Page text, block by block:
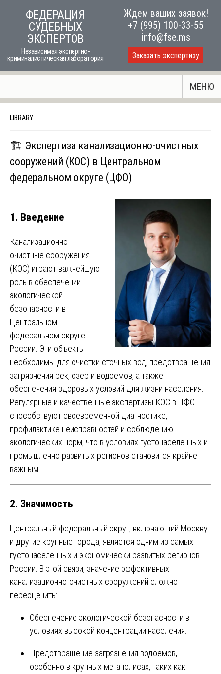
ФЕДЕРАЦИЯ
СУДЕБНЫХ
ЭКСПЕРТОВ
Независимая экспертно-
криминалистическая лаборатория
Ждем ваших заявок!
+7 (995) 100-33-55
info@fse.ms
Заказать экспертизу
МЕНЮ
LIBRARY
🏗️ Экспертиза канализационно-очистных
сооружений (КОС) в Центральном
федеральном округе (ЦФО)
1. Введение
Канализационно-
очистные сооружения
(КОС) играют важнейшую
роль в обеспечении
экологической
безопасности в
Центральном
федеральном округе
России. Эти объекты
необходимы для очистки сточных вод, предотвращения
загрязнения рек, озёр и водоёмов, а также
обеспечения здоровых условий для жизни населения.
Регулярные и качественные экспертизы КОС в ЦФО
способствуют своевременной диагностике,
профилактике неисправностей и соблюдению
экологических норм, что в условиях густонаселённых и
промышленно развитых регионов становится крайне
важным.
2. Значимость
Центральный федеральный округ, включающий Москву
и другие крупные города, является одним из самых
густонаселённых и экономически развитых регионов
России. В этой связи, значение эффективных
канализационно-очистных сооружений сложно
переоценить:
Обеспечение экологической безопасности в
условиях высокой концентрации населения.
Предотвращение загрязнения водоёмов,
особенно в крупных мегаполисах, таких как